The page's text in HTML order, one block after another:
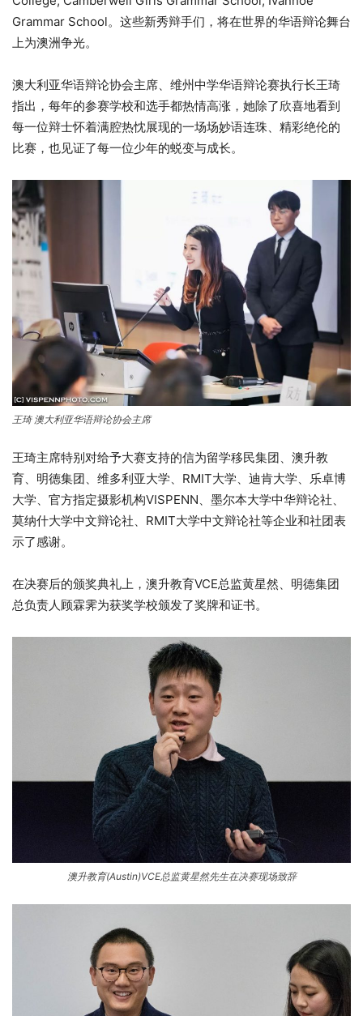
Grammar School。这些新秀辩手们，将在世界的华语辩论舞台
上为澳洲争光。
澳大利亚华语辩论协会主席、维州中学华语辩论赛执行长王琦
指出，每年的参赛学校和选手都热情高涨，她除了欣喜地看到
每一位辩士怀着满腔热忱展现的一场场妙语连珠、精彩绝伦的
比赛，也见证了每一位少年的蜕变与成长。
王琦 澳大利亚华语辩论协会主席
王琦主席特别对给予大赛支持的信为留学移民集团、澳升教
育、明德集团、 维多利亚大学、RMIT大学、迪肯大学、乐卓博
大学、官方指定摄影机构VISPENN、墨尔本大学中华辩论社、
莫纳什大学中文辩论社、RMIT大学中文辩论社等企业和社团表
示了感谢。
在决赛后的颁奖典礼上，澳升教育VCE总监黄星然、明德集团
总负责人顾霖霁为获奖学校颁发了奖牌和证书。
澳升教育(Austin)VCE总监黄星然先生在决赛现场致辞